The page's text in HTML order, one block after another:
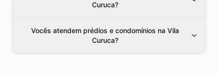
Curuca?
Vocês atendem prédios e condomínios na Vila
Curuca?